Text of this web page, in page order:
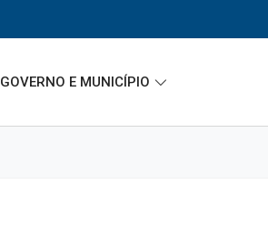
GOVERNO E MUNICÍPIO